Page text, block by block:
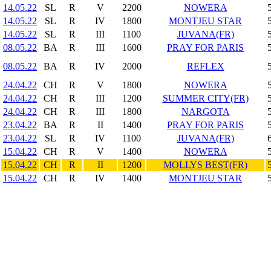
14.05.22
SL R V 2200 NOWERA
14.05.22
SL R IV 1800 MONTJEU STAR
14.05.22
SL R III 1100 JUVANA(FR)
08.05.22
BA R III 1600 PRAY FOR PARIS
08.05.22
BA R IV 2000 REFLEX
24.04.22
CH R V 1800 NOWERA
24.04.22
CH R III 1200 SUMMER CITY(FR)
24.04.22
CH R III 1800 NARGOTA
23.04.22
BA R II 1400 PRAY FOR PARIS
23.04.22
SL R IV 1100 JUVANA(FR)
15.04.22
CH R V 1400 NOWERA
15.04.22
CH R II 1200 MOLLYS BEST(FR)
15.04.22
CH R IV 1400 MONTJEU STAR